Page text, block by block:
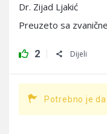
Dr. Zijad Ljakić
Preuzeto sa zvanične
2 Dijeli
Potrebno je